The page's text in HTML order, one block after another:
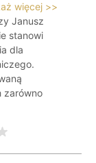
więcej >>
Janusz
stanowi
dla
zarówno